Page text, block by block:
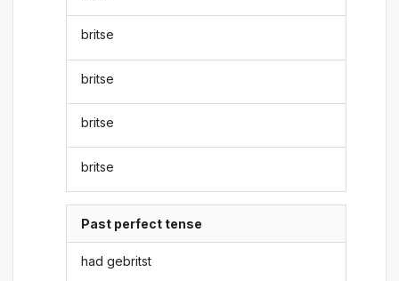
britse
britse
britse
britse
Past perfect tense
had gebritst